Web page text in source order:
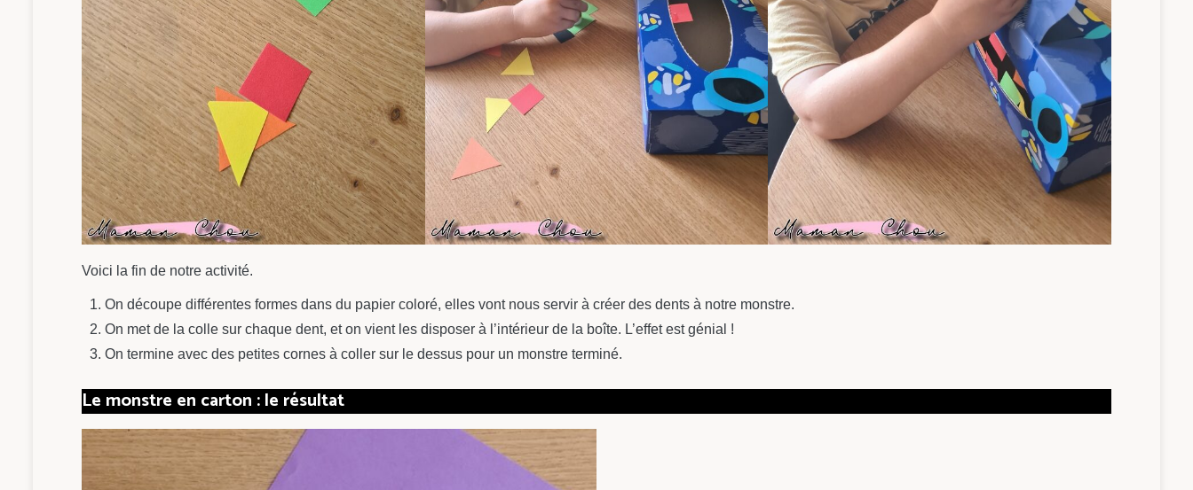
Voici la fin de notre activité.
On découpe différentes formes dans du papier coloré, elles vont nous servir à créer des dents à notre monstre.
On met de la colle sur chaque dent, et on vient les disposer à l’intérieur de la boîte. L’effet est génial !
On termine avec des petites cornes à coller sur le dessus pour un monstre terminé.
Le monstre en carton : le résultat